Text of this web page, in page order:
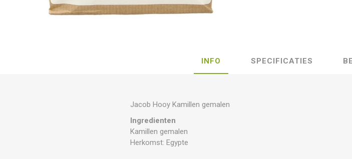
INFO SPECIFICATIES
Jacob Hooy Kamillen gemalen
Ingredienten
Kamillen gemalen
Herkomst: Egypte